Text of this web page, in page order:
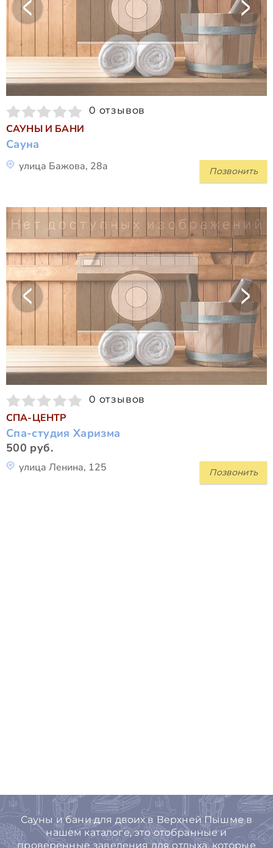
0 отзывов
САУНЫ И БАНИ
Сауна
Позвонить
улица Бажова, 28а
0 отзывов
СПА-ЦЕНТР
Спа-студия Харизма
500 руб.
Позвонить
улица Ленина, 125
Сауны и бани для двоих в Верхней Пышме в
нашем каталоге, это отобранные и
проверенные заведения для отдыха, которые